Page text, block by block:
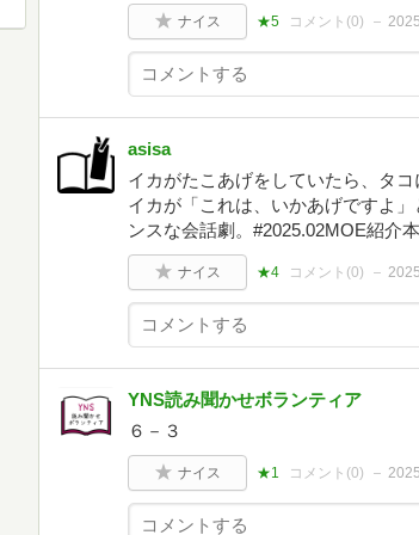
ナイス ★5 コメント(0)
asisa
イカがたこあげをしていたら、タ
イカが「これは、いかあげですよ
ンスな会話劇。#2025.02MOE紹介本
ナイス ★4 コメント(0)
YNS読み聞かせボランティア
６－３
ナイス ★1 コメント(0)